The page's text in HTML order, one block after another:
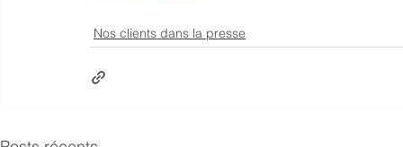
Nos clients dans la presse